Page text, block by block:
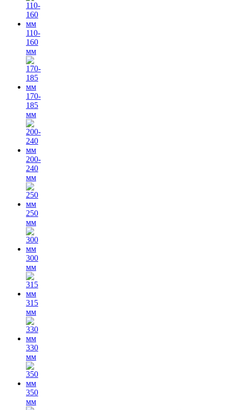
110-
160
мм
170-
185
мм
200-
240
мм
250
мм
300
мм
315
мм
330
мм
350
мм